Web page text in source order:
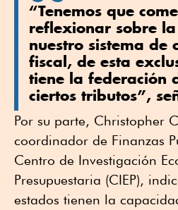
“Tenemos que
reflexionar sobre
nuestro sistema de
fiscal, de esta
tiene la federación
ciertos tributos”,
Por su parte, Christopher
coordinador de Finanzas
Centro de Investigación
Presupuestaria (CIEP),
estados tienen la